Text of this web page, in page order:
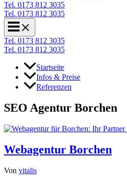
Tel. 0173 812 3035
Tel. 0173 812 3035
Tel. 0173 812 3035
Tel. 0173 812 3035
Startseite
Infos & Preise
Referenzen
SEO Agentur Borchen
Webagentur Borchen
Von vitalis